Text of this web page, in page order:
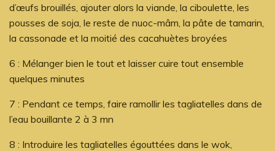
d’œufs brouillés, ajouter alors la viande, la ciboulette, les
pousses de soja, le reste de nuoc-mâm, la pâte de tamarin,
la cassonade et la moitié des cacahuètes broyées
6 : Mélanger bien le tout et laisser cuire tout ensemble
quelques minutes
7 : Pendant ce temps, faire ramollir les tagliatelles dans de
l’eau bouillante 2 à 3 mn
8 : Introduire les tagliatelles égouttées dans le wok,